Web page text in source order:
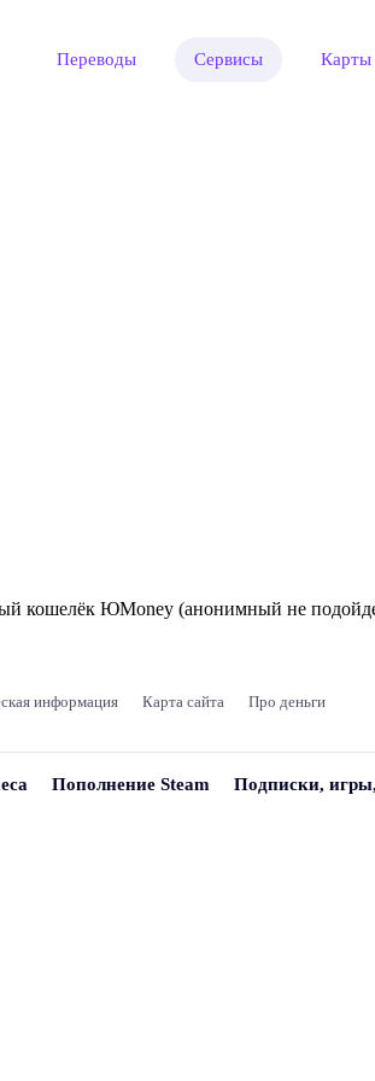
Переводы Сервисы Карты
кошелёк ЮMoney (анонимный не
информация Карта сайта Про деньги
Пополнение Steam Подписки,